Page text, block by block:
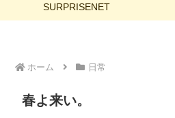
SURPRISENET
ホーム 日常
春よ来い。